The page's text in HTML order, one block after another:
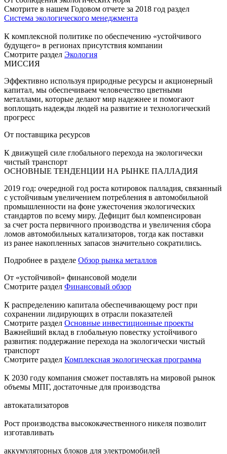
Смотрите в нашем Годовом отчете за 2018 год раздел
Система экологического менеджмента
К комплексной политике по обеспечению «устойчивого
будущего» в регионах присутствия компании
Смотрите раздел Экология
МИССИЯ
Эффективно используя природные ресурсы и акционерный
капитал, мы обеспечиваем человечество цветными
металлами, которые делают мир надежнее и помогают
воплощать надежды людей на развитие и технологический
прогресс
От поставщика ресурсов
К движущей силе глобального перехода на экологически
чистый транспорт
ОСНОВНЫЕ ТЕНДЕНЦИИ НА РЫНКЕ ПАЛЛАДИЯ
2019 год: очередной год роста котировок палладия, связанный
с устойчивым увеличением потребления в автомобильной
промышленности на фоне ужесточения экологических
стандартов по всему миру. Дефицит был компенсирован
за счет роста первичного производства и увеличения сбора
ломов автомобильных катализаторов, тогда как поставки
из ранее накопленных запасов значительно сократились.
Подробнее в разделе Обзор рынка металлов
От «устойчивой» финансовой модели
Смотрите раздел Финансовый обзор
К распределению капитала обеспечивающему рост при
сохранении лидирующих в отрасли показателей
Смотрите раздел Основные инвестиционные проекты
Важнейший вклад в глобальную повестку устойчивого
развития: поддержание перехода на экологически чистый
транспорт
Смотрите раздел Комплексная экологическая программа
К 2030 году компания сможет поставлять на мировой рынок
объемы МПГ, достаточные для производства
автокатализаторов
Рост производства высококачественного никеля позволит
изготавливать
аккумуляторных блоков для электромобилей